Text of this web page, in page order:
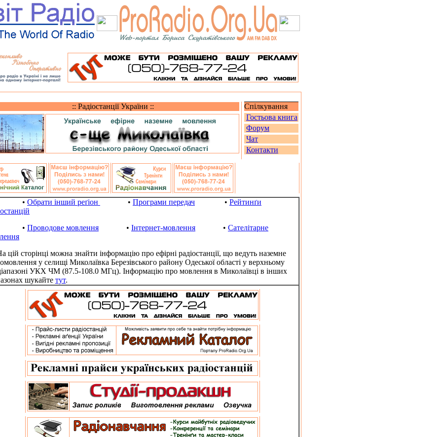
Спілкування
Гостьова книга
Форум
Чат
Контакти
:: Радіостанції України ::
Обрати інший реґіон • Програми передач • Рейтинґи
Проводове мовлення • Інтернет-мовлення • Сателітарне
сторінці можна знайти інформацію про ефірні радіостанції, що ведуть наземне
у селищі Миколаївка Березівського району Одеської області у верхньому
УКХ ЧМ (87.5-108.0 МГц). Інформацію про мовлення в Миколаївці в інших
шукайте тут.